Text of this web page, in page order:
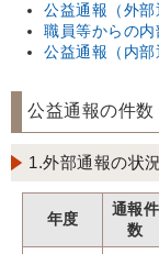
公益通報（外
職員等からの
公益通報（内
公益通報の件数
1.外部通報の状況
年度
通報件
数